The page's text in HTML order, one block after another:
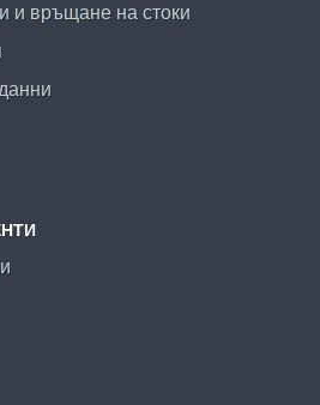
и връщане на стоки